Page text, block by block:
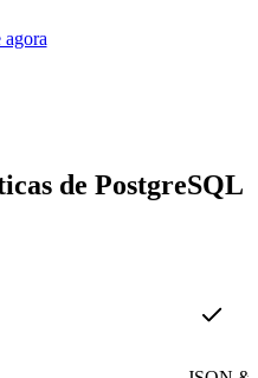
agora
de PostgreSQL